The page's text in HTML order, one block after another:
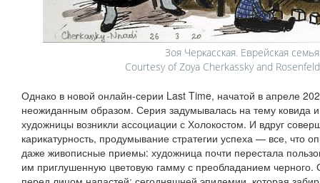
Зоя Черкасская. Еврейская
Courtesy of Zoya Cherkassky and
Однако в новой онлайн‑серии Last Time, начатой в апреле
неожиданным образом. Серия задумывалась на тему ковида
художницы возникли ассоциации с Холокостом. И вдруг
карикатурность, продумывание стратегии успеха — все, что
даже живописные приемы: художница почти перестала
им приглушенную цветовую гамму с преобладанием черного.